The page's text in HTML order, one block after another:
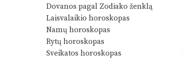
Dovanos pagal Zodiako ženklą
Laisvalaikio horoskopas
Namų horoskopas
Rytų horoskopas
Sveikatos horoskopas